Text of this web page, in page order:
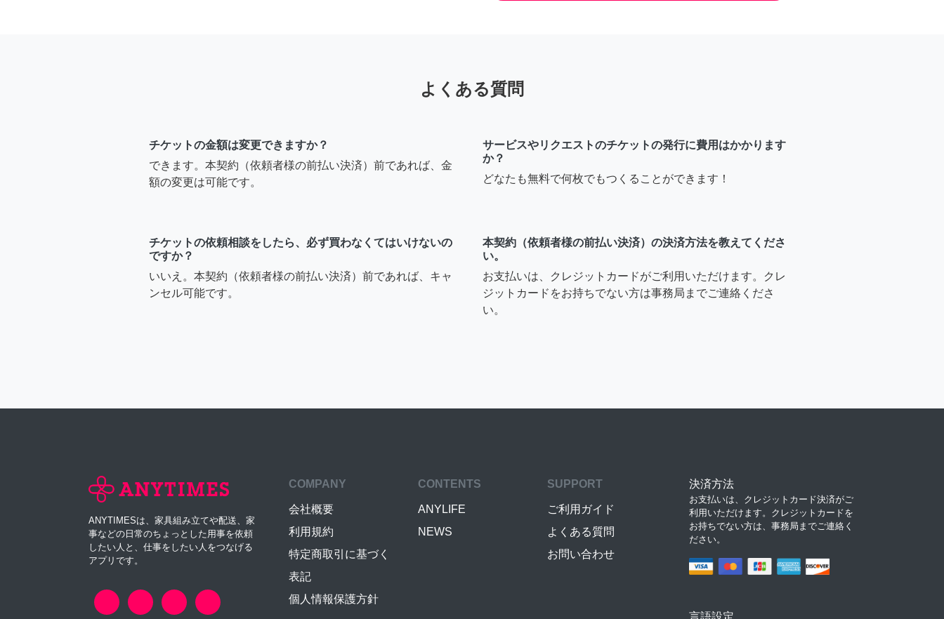
よくある質問
チケットの金額は変更できますか？
できます。本契約（依頼者様の前払い決済）前であれば、金
額の変更は可能です。
サービスやリクエストのチケットの発行に費用はかかります
か？
どなたも無料で何枚でもつくることができます！
チケットの依頼相談をしたら、必ず買わなくてはいけないの
ですか？
いいえ。本契約（依頼者様の前払い決済）前であれば、キャ
ンセル可能です。
本契約（依頼者様の前払い決済）の決済方法を教えてくださ
い。
お支払いは、クレジットカードがご利用いただけます。クレ
ジットカードをお持ちでない方は事務局までご連絡くださ
い。
ANYTIMESは、家具組み立てや配送、家
事などの日常のちょっとした用事を依頼
したい人と、仕事をしたい人をつなげる
アプリです。
COMPANY
会社概要
利用規約
特定商取引に基づく
表記
個人情報保護方針
CONTENTS
ANYLIFE
NEWS
SUPPORT
ご利用ガイド
よくある質問
お問い合わせ
決済方法
お支払いは、クレジットカード決済がご
利用いただけます。クレジットカードを
お持ちでない方は、事務局までご連絡く
ださい。
言語設定